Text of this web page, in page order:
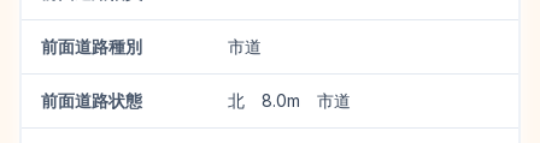
前面道路種別 市道
前面道路状態 北 8.0m 市道